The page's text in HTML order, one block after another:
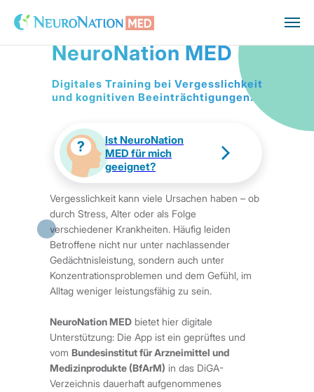
Vergesslichkeit kann viele Ursachen haben – ob
durch Stress, Alter oder als Folge
verschiedener Krankheiten. Häufig leiden
Betroffene nicht nur unter nachlassender
Gedächtnisleistung, sondern auch unter
Konzentrationsproblemen und dem Gefühl, im
Alltag weniger leistungsfähig zu sein.
NeuroNation MED bietet hier digitale
Unterstützung: Die App ist ein geprüftes und
vom Bundesinstitut für Arzneimittel und
Medizinprodukte (BfArM) in das DiGA-
Verzeichnis dauerhaft aufgenommenes
Digitales Training bei Vergesslichkeit
und kognitiven Beeinträchtigungen.
NeuroNation MED
Ist NeuroNation
MED für mich
geeignet?
PZN: 18787822